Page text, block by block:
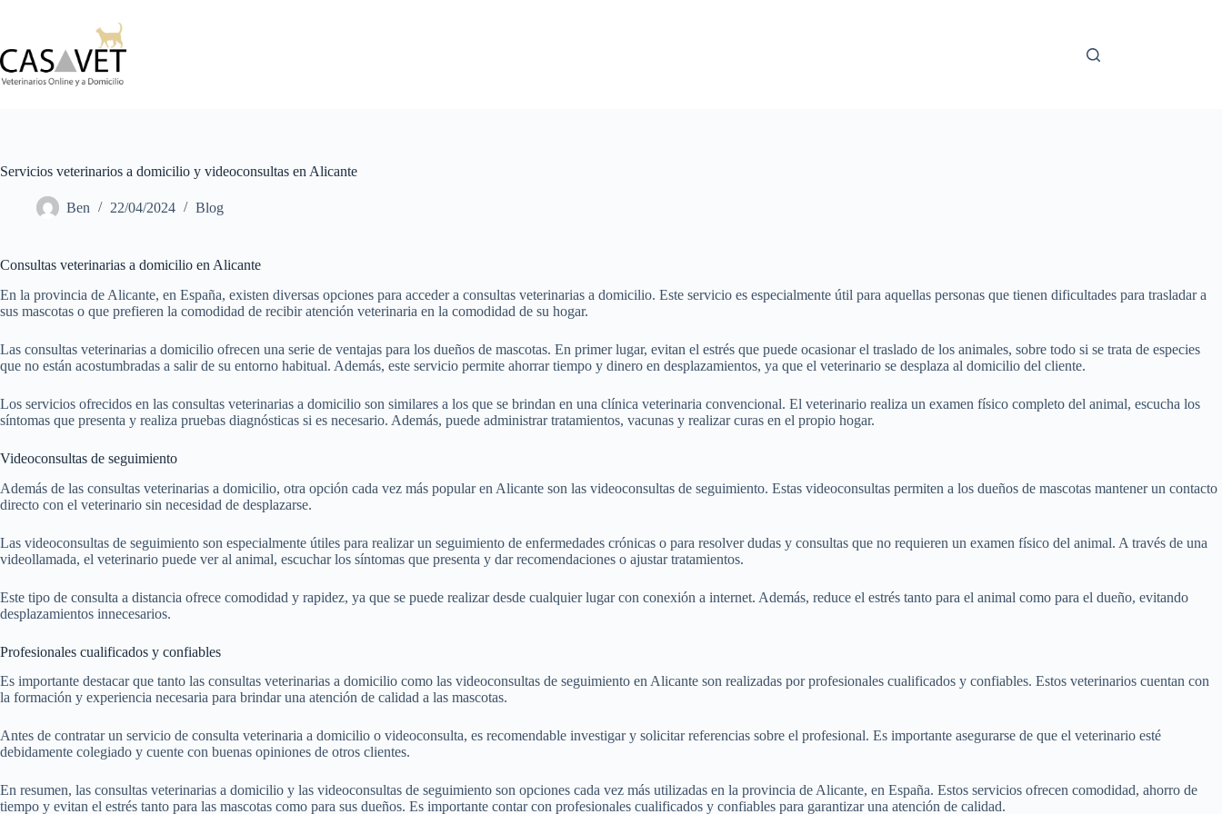
Servicios veterinarios a domicilio y videoconsultas en Alicante
Ben 22/04/2024 Blog
Consultas veterinarias a domicilio en Alicante
En la provincia de Alicante, en España, existen diversas opciones para acceder a consultas veterinarias a domicilio. Este servicio es especialmente útil para aquellas personas que tienen dificultades para trasladar a
sus mascotas o que prefieren la comodidad de recibir atención veterinaria en la comodidad de su hogar.
Las consultas veterinarias a domicilio ofrecen una serie de ventajas para los dueños de mascotas. En primer lugar, evitan el estrés que puede ocasionar el traslado de los animales, sobre todo si se trata de especies
que no están acostumbradas a salir de su entorno habitual. Además, este servicio permite ahorrar tiempo y dinero en desplazamientos, ya que el veterinario se desplaza al domicilio del cliente.
Los servicios ofrecidos en las consultas veterinarias a domicilio son similares a los que se brindan en una clínica veterinaria convencional. El veterinario realiza un examen físico completo del animal, escucha los
síntomas que presenta y realiza pruebas diagnósticas si es necesario. Además, puede administrar tratamientos, vacunas y realizar curas en el propio hogar.
Videoconsultas de seguimiento
Además de las consultas veterinarias a domicilio, otra opción cada vez más popular en Alicante son las videoconsultas de seguimiento. Estas videoconsultas permiten a los dueños de mascotas mantener un contacto
directo con el veterinario sin necesidad de desplazarse.
Las videoconsultas de seguimiento son especialmente útiles para realizar un seguimiento de enfermedades crónicas o para resolver dudas y consultas que no requieren un examen físico del animal. A través de una
videollamada, el veterinario puede ver al animal, escuchar los síntomas que presenta y dar recomendaciones o ajustar tratamientos.
Este tipo de consulta a distancia ofrece comodidad y rapidez, ya que se puede realizar desde cualquier lugar con conexión a internet. Además, reduce el estrés tanto para el animal como para el dueño, evitando
desplazamientos innecesarios.
Profesionales cualificados y confiables
Es importante destacar que tanto las consultas veterinarias a domicilio como las videoconsultas de seguimiento en Alicante son realizadas por profesionales cualificados y confiables. Estos veterinarios cuentan con
la formación y experiencia necesaria para brindar una atención de calidad a las mascotas.
Antes de contratar un servicio de consulta veterinaria a domicilio o videoconsulta, es recomendable investigar y solicitar referencias sobre el profesional. Es importante asegurarse de que el veterinario esté
debidamente colegiado y cuente con buenas opiniones de otros clientes.
En resumen, las consultas veterinarias a domicilio y las videoconsultas de seguimiento son opciones cada vez más utilizadas en la provincia de Alicante, en España. Estos servicios ofrecen comodidad, ahorro de
tiempo y evitan el estrés tanto para las mascotas como para sus dueños. Es importante contar con profesionales cualificados y confiables para garantizar una atención de calidad.